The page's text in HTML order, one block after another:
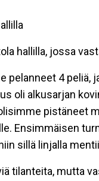
hallilla, jossa
pelanneet 4
oli alkusarjan
pistäneet
Ensimmäisen
sillä linjalla
tilanteita, mutta